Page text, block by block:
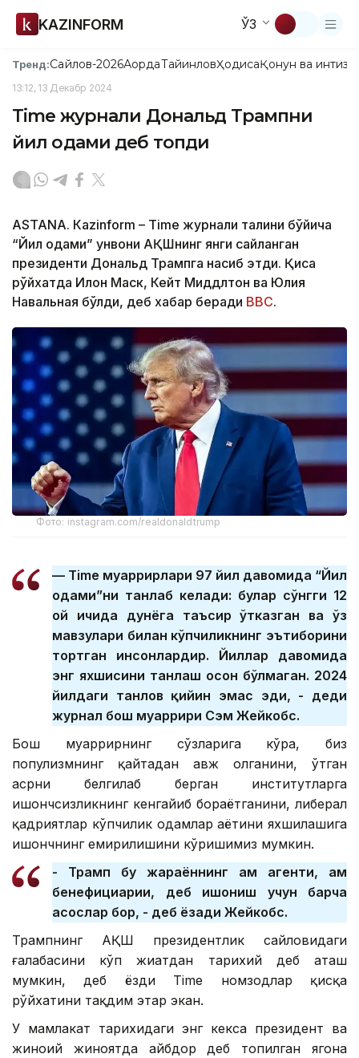
KAZINFORM ЎЗ
Тренд:Сайлов-2026АқордаТайинловҲодисаҚонун ва
13:12, 13 Декабр 2024
Тime журнали Дональд Трампни
йил одами деб топди
ASTANА. Кazinform – Тimе журнали талқини бўйича
“Йил одами” унвони АҚШнинг янги сайланган
президенти Дональд Трампга насиб этди. Қисқа
рўйхатда Илон Маск, Кейт Миддлтон ва Юлия
Навальная бўлди, деб хабар беради BBC.
Фото: instagram.com/realdonaldtrump
— Тimе муҳаррирлари 97 йил давомида “Йил
одами”ни танлаб келади: булар сўнгги 12
ой ичида дунёга таъсир ўтказган ва ўз
мавзулари билан кўпчиликнинг эътиборини
тортган инсонлардир. Йиллар давомида
энг яхшисини танлаш осон бўлмаган. 2024
йилдаги танлов қийин эмас эди, - деди
журнал бош муҳаррири Сэм Жейкобс.
Бош муҳаррирнинг сўзларига кўра, биз
популизмнинг қайтадан авж олганини, ўтган
асрни белгилаб берган институтларга
ишончсизликнинг кенгайиб бораётганини, либерал
қадриятлар кўпчилик одамлар ҳаётини яхшилашига
ишончнинг емирилишини кўришимиз мумкин.
- Трамп бу жараённинг ҳам агенти, ҳам
бенефициарии, деб ишониш учун барча
асослар бор, - деб ёзади Жейкобс.
Трампнинг АҚШ президентлик сайловидаги
ғалабасини кўп жиҳатдан тарихий деб аташ
мумкин, деб ёзди Тime номзодлар қисқа
рўйхатини тақдим этар экан.
У мамлакат тарихидаги энг кекса президент ва
жиноий жиноятда айбдор деб топилган ягона